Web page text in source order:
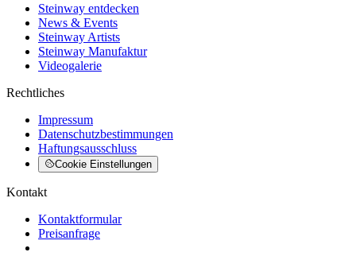
Steinway entdecken
News & Events
Steinway Artists
Steinway Manufaktur
Videogalerie
Rechtliches
Impressum
Datenschutzbestimmungen
Haftungsausschluss
Cookie Einstellungen
Kontakt
Kontaktformular
Preisanfrage